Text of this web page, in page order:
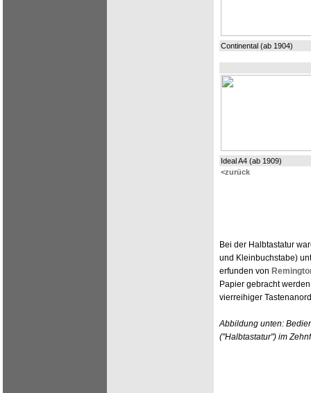
Continental (ab 1904)
Ideal A4 (ab 1909)
<zurück
Bei der Halbtastatur
und Kleinbuchstabe)
erfunden von
Papier gebracht
vierreihiger
Abbildung unten:
("Halbtastatur") im